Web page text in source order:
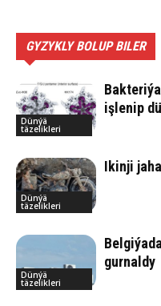
GYZYKLY BOLUP BILER
Dünýä
täzelikleri
işlenip
Dünýä
täzelikleri
Ikinji
Dünýä
täzelikleri
gurnaldy